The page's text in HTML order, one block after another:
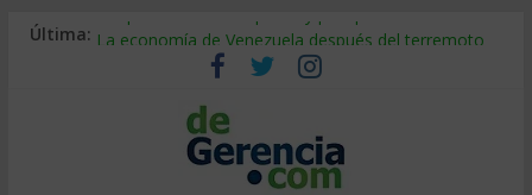
Última: Despido silencioso: qué es y por qué sale tan caro
La economía de Venezuela después del terremoto
Los 8 pasos de Kotter: liderar el cambio sin fracasar
Gestión de proyectos con IA: qué cambia en el oficio
IA y creatividad: cómo evitar que todos piensen igual